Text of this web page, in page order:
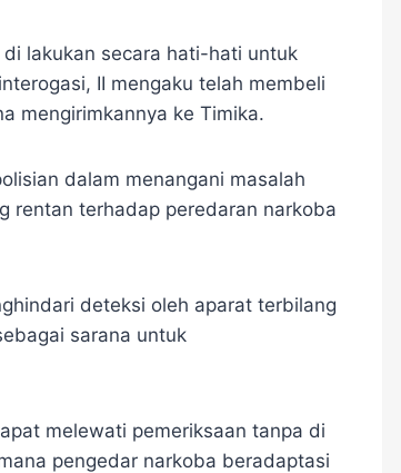
lakukan secara hati-hati untuk
II mengaku telah membeli
mengirimkannya ke Timika.
dalam menangani masalah
rentan terhadap peredaran narkoba
deteksi oleh aparat terbilang
sarana untuk
melewati pemeriksaan tanpa di
pengedar narkoba beradaptasi